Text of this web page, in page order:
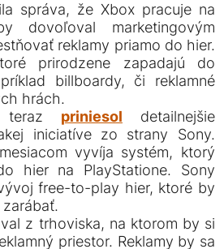
správa, že Xbox pracuje na
dovoľoval marketingovým
reklamy priamo do hier.
prirodzene zapadajú do
billboardy, či reklamné
hrách.
teraz priniesol detailnejšie
iniciatíve zo strany Sony.
vyvíja systém, ktorý
hier na PlayStatione. Sony
free-to-play hier, ktoré by
z trhoviska, na ktorom by si
priestor. Reklamy by sa